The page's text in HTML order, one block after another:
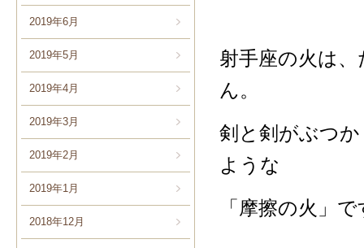
2019年6月
2019年5月
2019年4月
2019年3月
2019年2月
2019年1月
2018年12月
射手座の火は
ん。
剣と剣がぶつ
ような
「摩擦の火」